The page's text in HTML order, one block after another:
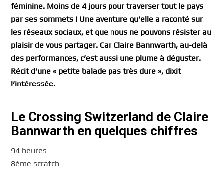
féminine. Moins de 4 jours pour traverser tout le pays
par ses sommets ! Une aventure qu’elle a raconté sur
les réseaux sociaux, et que nous ne pouvons résister au
plaisir de vous partager. Car Claire Bannwarth, au-delà
des performances, c’est aussi une plume à déguster.
Récit d’une « petite balade pas très dure », dixit
l’intéressée.
Le Crossing Switzerland de Claire
Bannwarth en quelques chiffres
94 heures
8ème scratch